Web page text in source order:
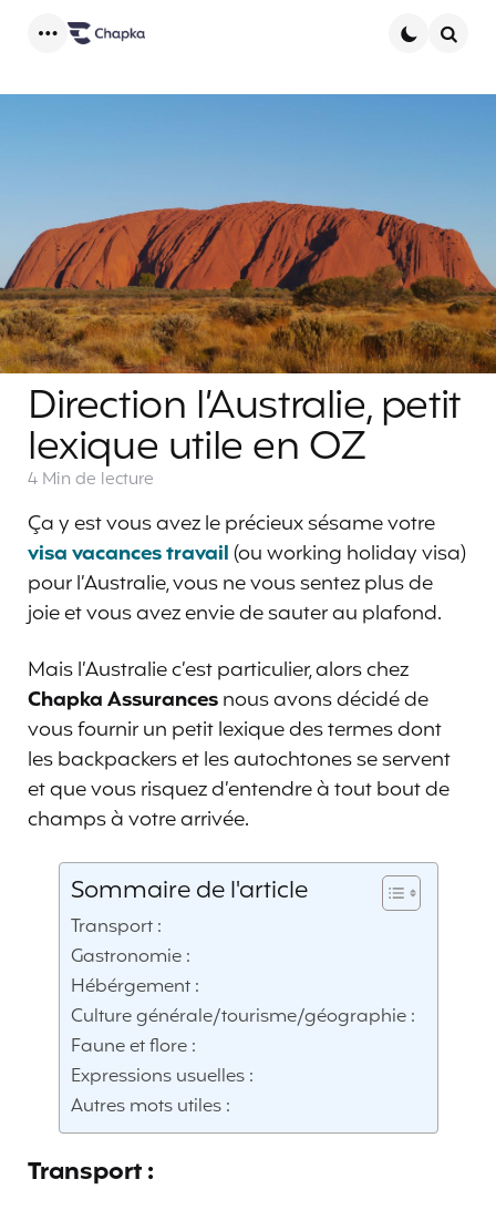
Direction l’Australie, petit
lexique utile en OZ
4 Min de lecture
Ça y est vous avez le précieux sésame votre
visa vacances travail(ou working holiday visa)
pour l’Australie, vous ne vous sentez plus de
joie et vous avez envie de sauter au plafond.
Mais l’Australie c’est particulier, alors chez
Chapka Assurancesnous avons décidé de
vous fournir un petit lexique des termes dont
les backpackers et les autochtones se servent
et que vous risquez d’entendre à tout bout de
champs à votre arrivée.
Sommaire de l'article
Transport :
Gastronomie :
Hébérgement :
Culture générale/tourisme/géographie :
Faune et flore :
Expressions usuelles :
Autres mots utiles :
Transport: